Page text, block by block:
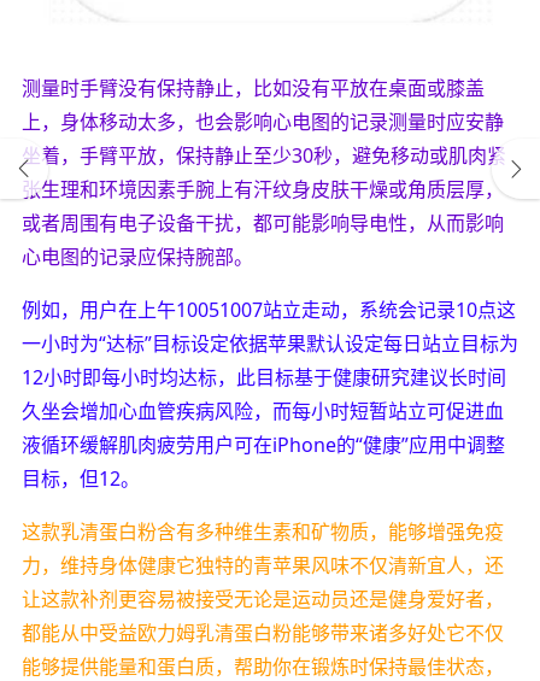
测量时手臂没有保持静止，比如没有平放在桌面或膝盖
上，身体移动太多，也会影响心电图的记录测量时应安静
坐着，手臂平放，保持静止至少30秒，避免移动或肌肉紧
张生理和环境因素手腕上有汗纹身皮肤干燥或角质层厚，
或者周围有电子设备干扰，都可能影响导电性，从而影响
心电图的记录应保持腕部。
例如，用户在上午10051007站立走动，系统会记录10点这
一小时为“达标”目标设定依据苹果默认设定每日站立目标为
12小时即每小时均达标，此目标基于健康研究建议长时间
久坐会增加心血管疾病风险，而每小时短暂站立可促进血
液循环缓解肌肉疲劳用户可在iPhone的“健康”应用中调整
目标，但12。
这款乳清蛋白粉含有多种维生素和矿物质，能够增强免疫
力，维持身体健康它独特的青苹果风味不仅清新宜人，还
让这款补剂更容易被接受无论是运动员还是健身爱好者，
都能从中受益欧力姆乳清蛋白粉能够带来诸多好处它不仅
能够提供能量和蛋白质，帮助你在锻炼时保持最佳状态，